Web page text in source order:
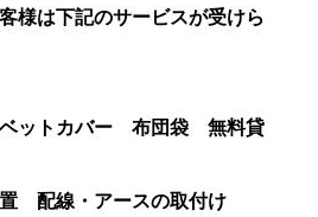
様は下記のサービスが受けら
ットカバー 布団袋 無料貸
配線・アースの取付け